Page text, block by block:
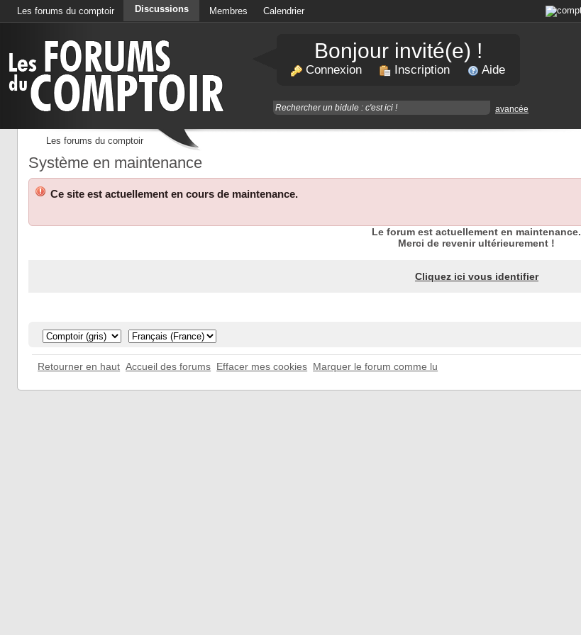
Les forums du comptoir Discussions Membres Calendrier
Bonjour invité(e) !
Connexion Inscription Aide
avancée
Les forums du comptoir
Système en maintenance
Ce site est actuellement en cours de maintenance.
Le forum est actuellement en maintenance.
Merci de revenir ultérieurement !
Cliquez ici vous identifier
Retourner en haut Accueil des forums Effacer mes cookies Marquer le forum comme lu